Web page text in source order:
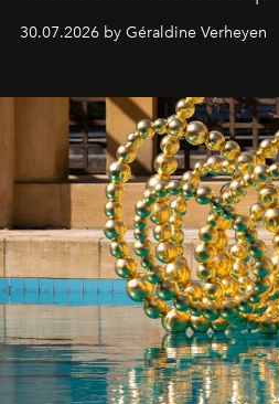
30.07.2026 by Géraldine Verheyen